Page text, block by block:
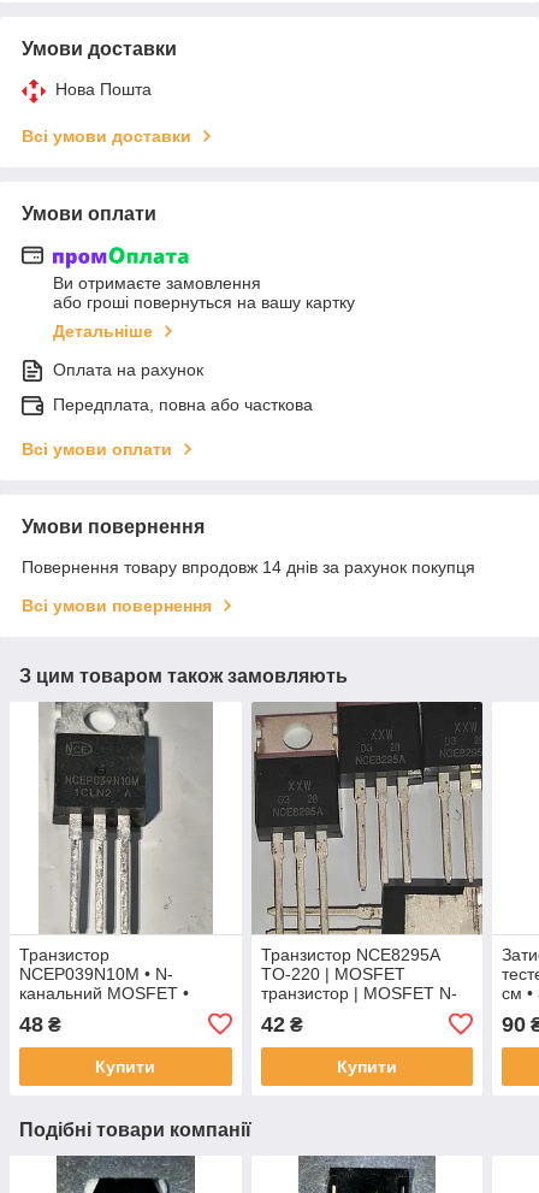
Умови доставки
Нова Пошта
Всі умови доставки
Умови оплати
Ви отримаєте замовлення
або гроші повернуться на вашу картку
Детальніше
Оплата на рахунок
Передплата, повна або часткова
Всі умови оплати
Умови повернення
Повернення товару впродовж 14 днів за рахунок покупця
Всі умови повернення
З цим товаром також замовляють
Транзистор
NCEP039N10M • N-
канальний MOSFET •
RDS(on)
48 ₴
Купити
Транзистор NCE8295A
TO-220 | MOSFET
транзистор | MOSFET N-
транзистор | TO-220
корпус
42₴
Купити
см •
90
Подібні товари компанії